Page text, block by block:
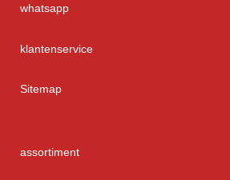
whatsapp
klantenservice
Sitemap
assortiment